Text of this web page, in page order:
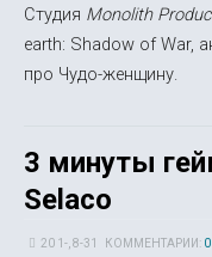
Студия Monolith
earth: Shadow of War,
про Чудо-женщину.
3 минуты
Selaco
20 1-, 8-31 КОММЕНТАРИИ: 0